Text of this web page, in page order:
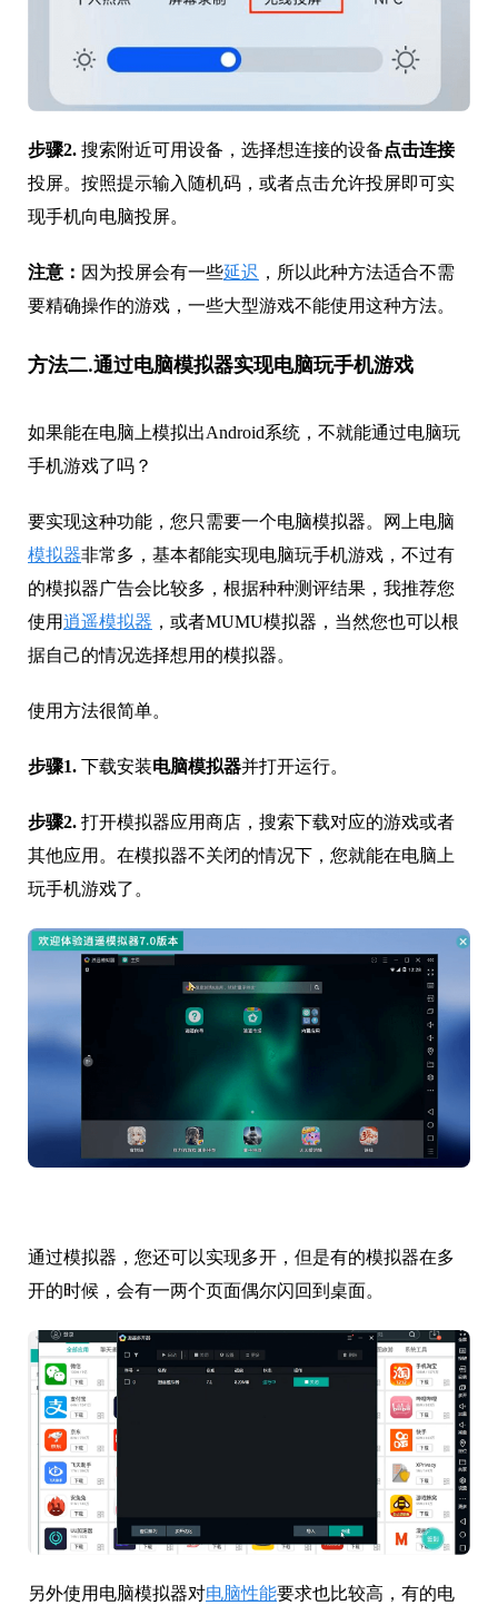
步骤2. 搜索附近可用设备，选择想连接的设备点击连接
投屏。按照提示输入随机码，或者点击允许投屏即可实
现手机向电脑投屏。
注意： 因为投屏会有一些延迟 ，所以此种方法适合不需
要精确操作的游戏，一些大型游戏不能使用这种方法。
方法二.通过电脑模拟器实现电脑玩手机游戏
如果能在电脑上模拟出Android系统，不就能通过电脑玩
手机游戏了吗？
要实现这种功能，您只需要一个电脑模拟器。网上电脑
模拟器非常多，基本都能实现电脑玩手机游戏，不过有
的模拟器广告会比较多，根据种种测评结果，我推荐您
使用逍遥模拟器 ，或者MUMU模拟器，当然您也可以根
据自己的情况选择想用的模拟器。
使用方法很简单。
步骤1. 下载安装电脑模拟器并打开运行。
步骤2. 打开模拟器应用商店，搜索下载对应的游戏或者
其他应用。在模拟器不关闭的情况下，您就能在电脑上
玩手机游戏了。
通过模拟器，您还可以实现多开，但是有的模拟器在多
开的时候，会有一两个页面偶尔闪回到桌面。
另外使用电脑模拟器对电脑性能要求也比较高，有的电